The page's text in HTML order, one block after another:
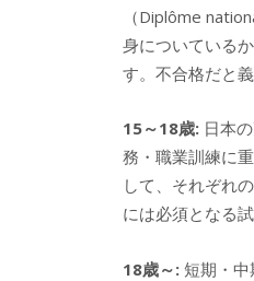
（Diplôme
身についている
す。不合格だと
15～18歳: 日本
務・職業訓練に
して、それぞれ
には必須となる試
18歳～: 短期・中